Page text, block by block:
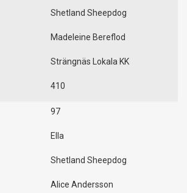
Shetland Sheepdog
Madeleine Bereflod
Strängnäs Lokala KK
410
97
Ella
Shetland Sheepdog
Alice Andersson